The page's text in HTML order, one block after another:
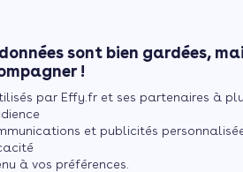
sont bien gardées,
!
par Effy.fr et ses partenaires à
et publicités
à vos préférences.
Rénov'
énergie
réduite
prêt à taux zéro
mes aides
Sol
Fenêtres
et
pour les
d'énergie
Saint Denis